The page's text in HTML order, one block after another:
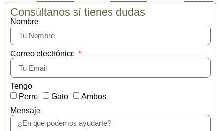
Consúltanos sí tienes dudas
Nombre
Correo electrónico
Tengo
Perro
Gato
Ambos
Mensaje